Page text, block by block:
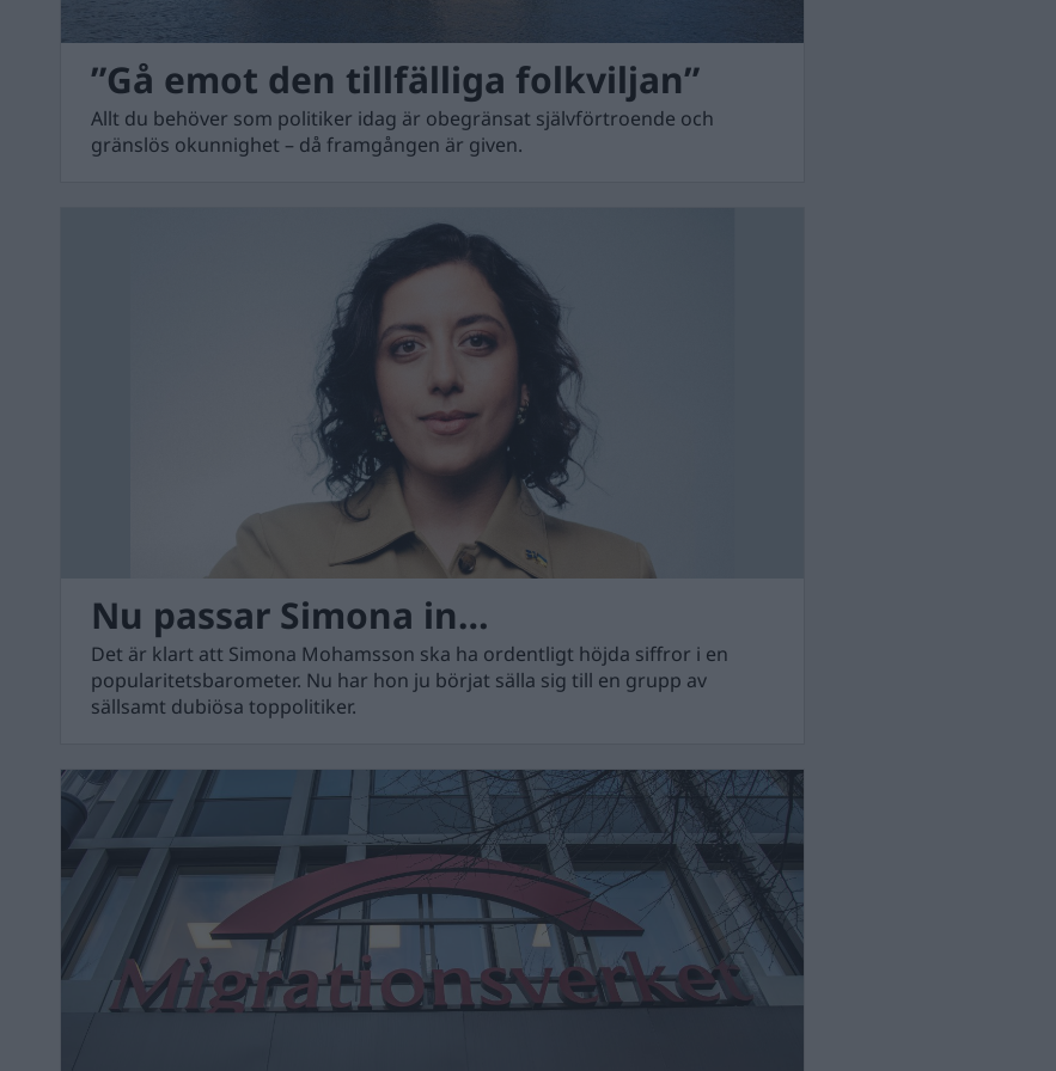
”Gå emot den tillfälliga folkviljan”
Allt du behöver som politiker idag är obegränsat självförtroende och
gränslös okunnighet – då framgången är given.
Nu passar Simona in…
Det är klart att Simona Mohamsson ska ha ordentligt höjda siffror i en
popularitetsbarometer. Nu har hon ju börjat sälla sig till en grupp av
sällsamt dubiösa toppolitiker.